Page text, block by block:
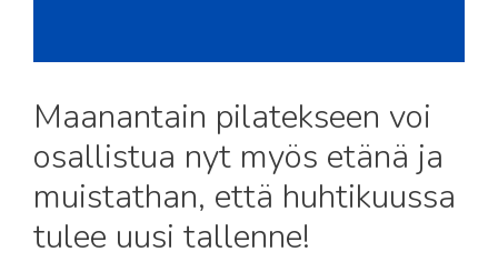
Maanantain pilatekseen voi
osallistua nyt myös etänä ja
muistathan, että huhtikuussa
tulee uusi tallenne!